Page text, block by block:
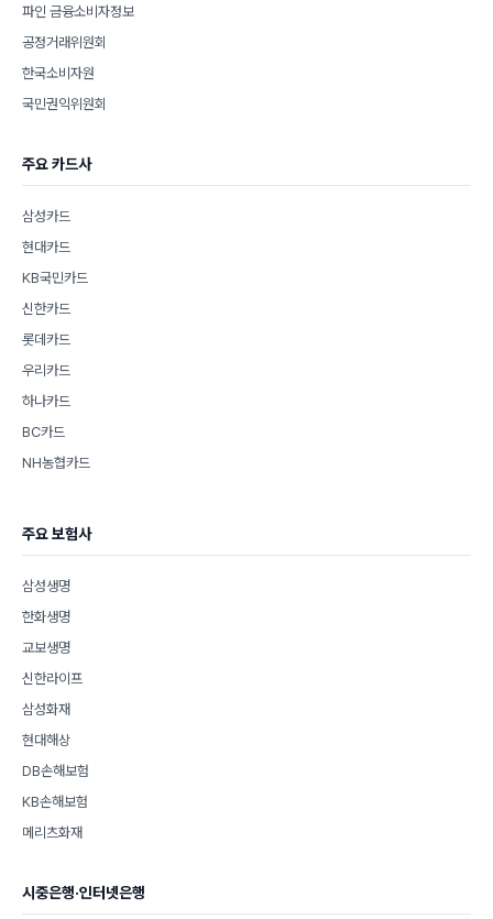
파인 금융소비자정보
공정거래위원회
한국소비자원
국민권익위원회
주요 카드사
삼성카드
현대카드
KB국민카드
신한카드
롯데카드
우리카드
하나카드
BC카드
NH농협카드
주요 보험사
삼성생명
한화생명
교보생명
신한라이프
삼성화재
현대해상
DB손해보험
KB손해보험
메리츠화재
시중은행·인터넷은행